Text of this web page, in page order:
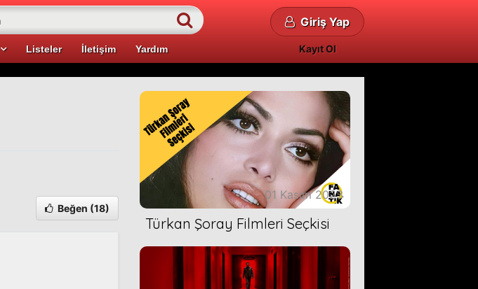
Listeler İletişim Yardım
Giriş Yap
Kayıt Ol
Beğen (18)
01 Kasım 2023
Türkan Şoray Filmleri Seçkisi